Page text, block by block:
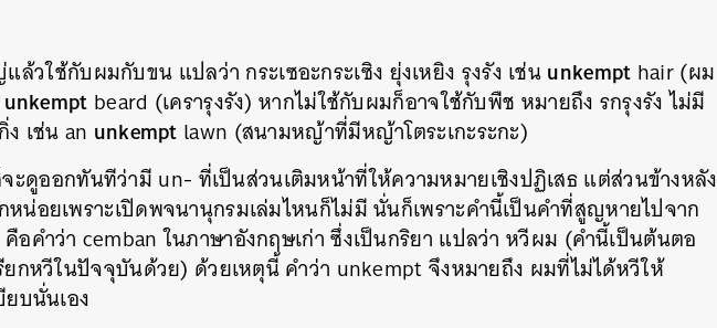
ล้วใช้กับผมกับขน แปลว่า กระเซอะกระเซิง ยุ่งเหยิง รุงรัง เช่นunkempt hair (ผม
unkempt beard (เครารุงรัง) หากไม่ใช้กับผมก็อาจใช้กับพืช หมายถึง รกรุงรัง ไม่มี
เช่น an unkempt lawn (สนามหญ้าที่มีหญ้าโตระเกะระกะ)
ะดูออกทันทีว่ามี un- ที่เป็นส่วนเติมหน้าที่ให้ความหมายเชิงปฏิเสธ แต่ส่วนข้างหลัง
น่อยเพราะเปิดพจนานุกรมเล่มไหนก็ไม่มี นั่นก็เพราะคำนี้เป็นคำที่สูญหายไปจาก
อคำว่า cemban ในภาษาอังกฤษเก่า ซึ่งเป็นกริยา แปลว่า หวีผม (คำนี้เป็นต้นตอ
ยกหวีในปัจจุบันด้วย) ด้วยเหตุนี้ คำว่า unkempt จึงหมายถึง ผมที่ไม่ได้หวีให้
ยบนั่นเอง
TWEET EMAIL